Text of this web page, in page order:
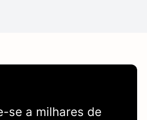
se a milhares de